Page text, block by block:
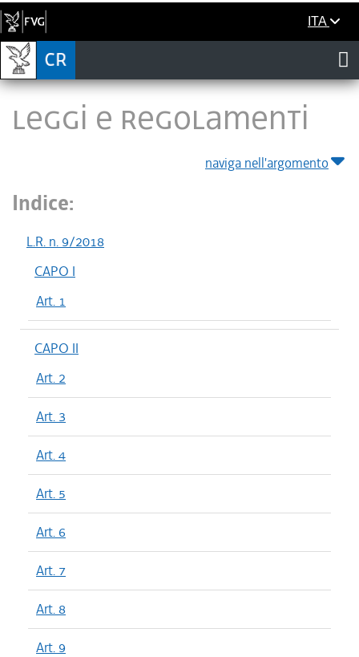
ITA
LEGGI E REGOLAMENTI
naviga nell'argomento
Indice:
L.R. n. 9/2018
CAPO I
Art. 1
CAPO II
Art. 2
Art. 3
Art. 4
Art. 5
Art. 6
Art. 7
Art. 8
Art. 9